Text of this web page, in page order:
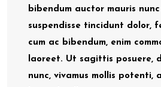
bibendum auctor mauris
suspendisse tincidunt dolor,
cum ac bibendum, enim
laoreet. Ut sagittis posuere,
nunc, vivamus mollis potenti,